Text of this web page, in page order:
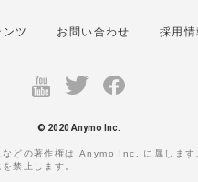
ツ お問い合わせ 採用情
© 2020 Anymo Inc.
などの著作権は Anymo Inc. に属します
禁止します。